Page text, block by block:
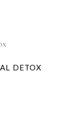
Sold
DETOX